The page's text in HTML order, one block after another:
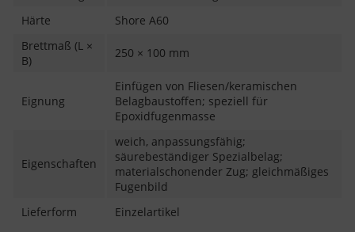
Härte
Shore A60
Brettmaß (L ×
B)
250 × 100 mm
Eignung
Einfügen von Fliesen/keramischen
Belagbaustoffen; speziell für
Epoxidfugenmasse
Eigenschaften
weich, anpassungsfähig;
säurebeständiger Spezialbelag;
materialschonender Zug; gleichmäßiges
Fugenbild
Lieferform
Einzelartikel